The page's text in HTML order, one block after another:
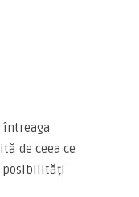
de ceea ce
posibilități